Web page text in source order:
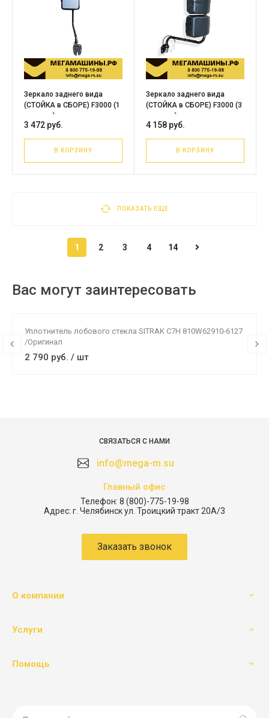
Зеркало заднего вида
(СТОЙКА в СБОРЕ) F3000 (1
зеркало) левое
DZ13241770050
3 472 руб.
В КОРЗИНУ
Зеркало заднего вида
(СТОЙКА в СБОРЕ) F3000 (3
зеркала) правое
DZ13241770040
4 158 руб.
В КОРЗИНУ
ПОКАЗАТЬ ЕЩЕ
1 2 3 4 14
Вас могут заинтересовать
Уплотнитель лобового стекла SITRAK C7H 810W62910-6127
/Оригинал
2 790 руб. / шт
СВЯЗАТЬСЯ С НАМИ
info@mega-m.su
Главный офис
Телефон: 8 (800)-775-19-98
Адрес: г. Челябинск ул. Троицкий тракт 20А/3
Заказать звонок
О компании
Услуги
Помощь